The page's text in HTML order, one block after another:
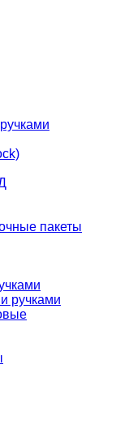
пакеты
ручками